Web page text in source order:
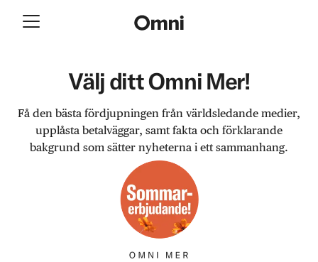
Välj ditt Omni Mer!
Få den bästa fördjupningen från världsledande medier,
upplåsta betalväggar, samt fakta och förklarande
bakgrund som sätter nyheterna i ett sammanhang.